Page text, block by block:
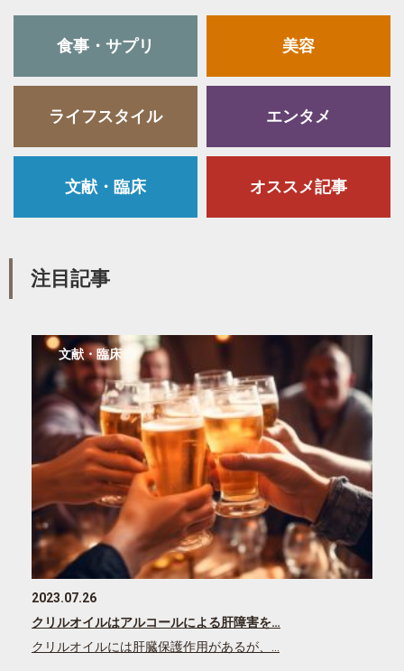
食事・サプリ 美容
ライフスタイル エンタメ
文献・臨床 オススメ記事
注目記事
文献・臨床
2023.07.26
クリルオイルはアルコールによる肝障害を…
クリルオイルには肝臓保護作用があるが、…